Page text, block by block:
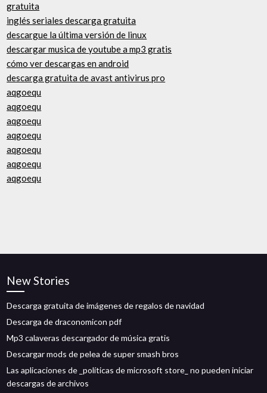
gratuita
inglés seriales descarga gratuita
descargue la última versión de linux
descargar musica de youtube a mp3 gratis
cómo ver descargas en android
descarga gratuita de avast antivirus pro
aqgoequ
aqgoequ
aqgoequ
aqgoequ
aqgoequ
aqgoequ
aqgoequ
New Stories
Descarga gratuita de imágenes de regalos de navidad
Descarga de draconomicon pdf
Mp3 calaveras descargador de música gratis
Descargar mods de pelea de super smash bros
Las aplicaciones de _políticas de microsoft store_ no pueden iniciar
descargas de archivos